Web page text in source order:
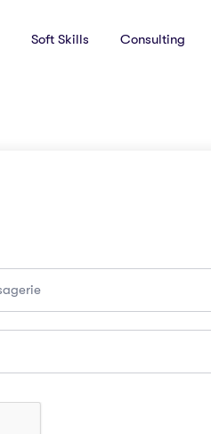
Soft Skills Consulting